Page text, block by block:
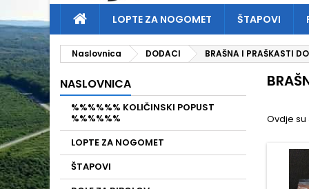
LOPTE ZA NOGOMET ŠTAPOVI
Naslovnica DODACI BRAŠNA I PRAŠKASTI
NASLOVNICA
%%%%%% KOLIČINSKI POPUST
%%%%%%
LOPTE ZA NOGOMET
ŠTAPOVI
Ovdje su